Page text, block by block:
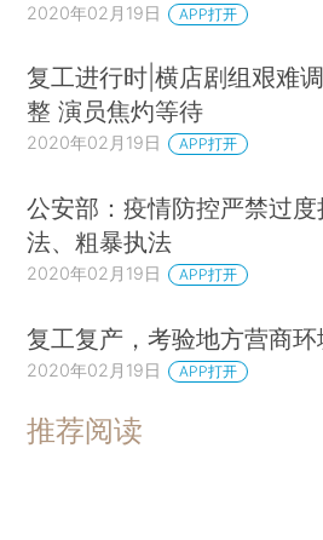
2020年02月19日 APP打开
复工进行时|横店剧组艰难调
整 演员焦灼等待
2020年02月19日 APP打开
公安部：疫情防控严禁过度
法、粗暴执法
2020年02月19日 APP打开
复工复产，考验地方营商
2020年02月19日 APP打开
推荐阅读